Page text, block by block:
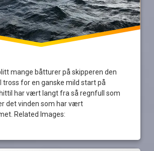
mange båtturer på skipperen den
tross for en ganske mild start på
har vært langt fra så regnfull som
det vinden som har vært
Related Images: